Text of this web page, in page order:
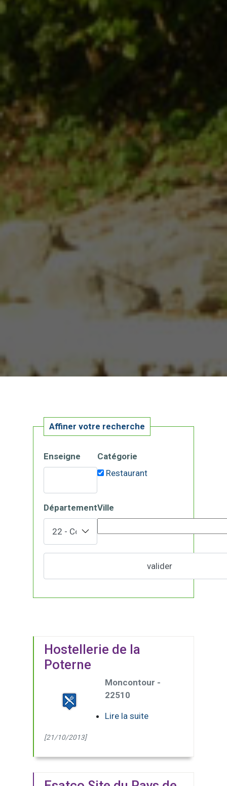
Affiner votre recherche
Enseigne
Catégorie
Restaurant
DépartementVille
Hostellerie de la
Poterne
Moncontour -
22510
Lire la suite
[21/10/2013]